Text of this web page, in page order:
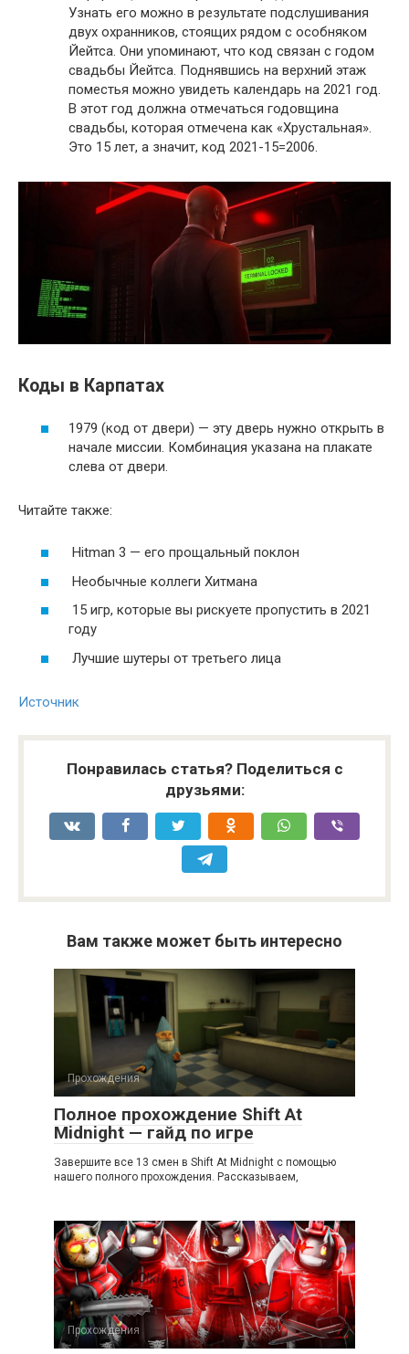
Узнать его можно в результате подслушивания
двух охранников, стоящих рядом с особняком
Йейтса. Они упоминают, что код связан с годом
свадьбы Йейтса. Поднявшись на верхний этаж
поместья можно увидеть календарь на 2021 год.
В этот год должна отмечаться годовщина
свадьбы, которая отмечена как «Хрустальная».
Это 15 лет, а значит, код 2021-15=2006.
Коды в Карпатах
1979 (код от двери) — эту дверь нужно открыть в
начале миссии. Комбинация указана на плакате
слева от двери.
Читайте также:
Hitman 3 — его прощальный поклон
Необычные коллеги Хитмана
15 игр, которые вы рискуете пропустить в 2021
году
Лучшие шутеры от третьего лица
Источник
Понравилась статья? Поделиться с
друзьями:
Вам также может быть интересно
Прохождения
Полное прохождение Shift At
Midnight — гайд по игре
Завершите все 13 смен в Shift At Midnight с помощью
нашего полного прохождения. Рассказываем,
Прохождения